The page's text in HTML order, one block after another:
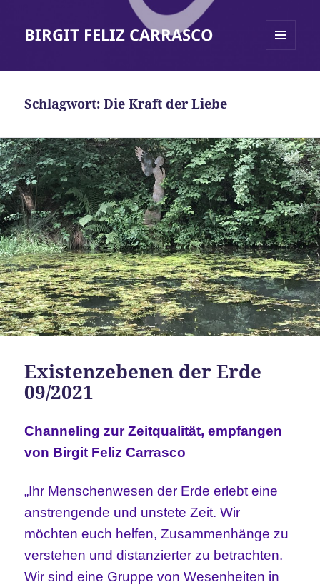
BIRGIT FELIZ CARRASCO
Schlagwort:Die Kraft der Liebe
Existenzebenen der Erde
09/2021
Channeling zur Zeitqualität, empfangen
von Birgit Feliz Carrasco
„Ihr Menschenwesen der Erde erlebt eine
anstrengende und unstete Zeit. Wir
möchten euch helfen, Zusammenhänge zu
verstehen und distanzierter zu betrachten.
Wir sind eine Gruppe von Wesenheiten in